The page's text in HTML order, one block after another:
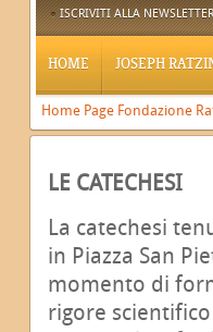
ISCRIVITI ALLA NEWSLETTER
HOME JOSEPH
Home Page Fondazione
LE CATECHESI
La catechesi
in Piazza San
momento di
rigore